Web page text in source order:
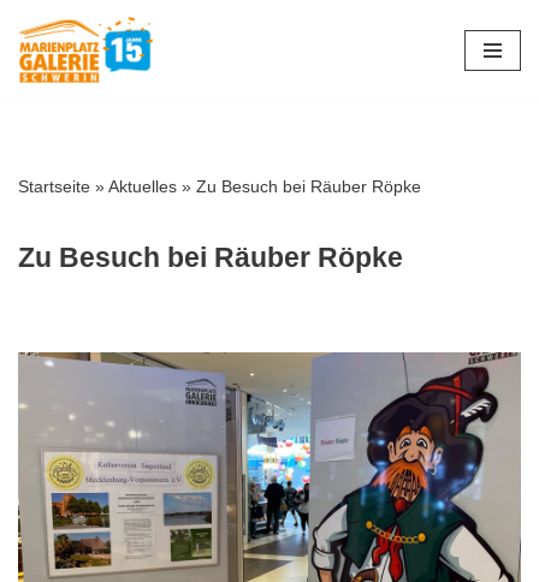
Zum
Startseite »Aktuelles » Zu Besuch bei Räuber Röpke
Zu Besuch bei Räuber Röpke